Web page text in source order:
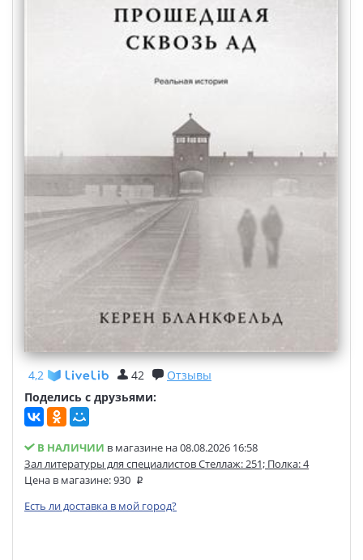
4,2 42
Отзывы
Поделись с друзьями:
В НАЛИЧИИ в магазине на 08.08.2026 16:58
Зал литературы для специалистов Стеллаж: 251; Полка: 4
Цена в магазине:930
Есть ли доставка в мой город?